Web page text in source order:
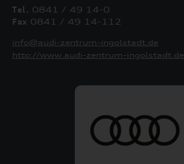
Tel. 0841 / 49 14-0
Fax 0841 / 49 14-112
info@audi-zentrum-ingolstadt.de
http://www.audi-zentrum-ingolstadt.de